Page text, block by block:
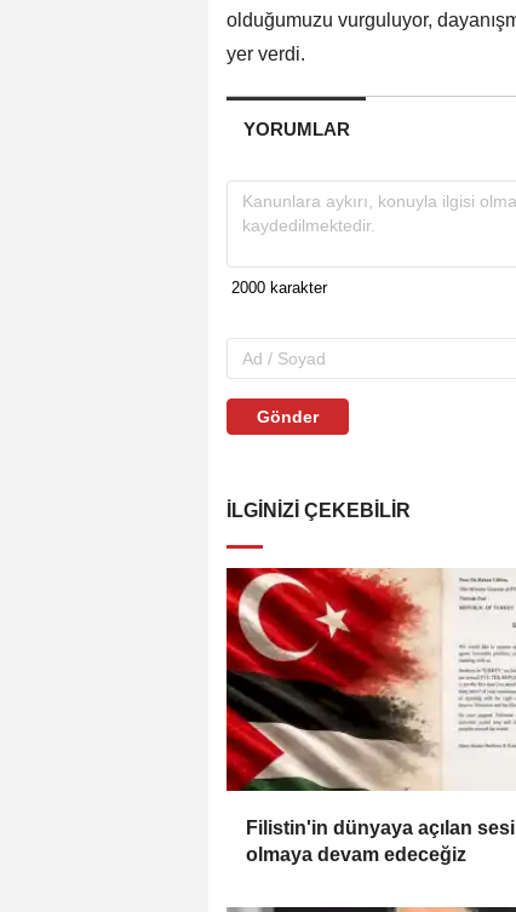
olduğumuzu vurguluyor,
yer verdi.
YORUMLAR
Gönder
İLGINIZI ÇEKEBILIR
Filistin'in dünyaya açılan sesi
olmaya devam edeceğiz